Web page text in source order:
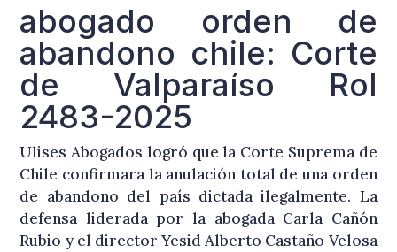
abogado orden de
abandono chile: Corte
de Valparaíso Rol
2483-2025
Ulises Abogados logró que la Corte Suprema de
Chile confirmara la anulación total de una orden
de abandono del país dictada ilegalmente. La
defensa liderada por la abogada Carla Cañón
Rubio y el director Yesid Alberto Castaño Velosa